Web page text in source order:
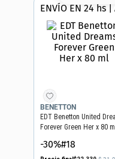
ENVÍO EN 24 hs |
BENETTON
EDT Benetton United
Forever Green Her x 80 ml
-30%#18